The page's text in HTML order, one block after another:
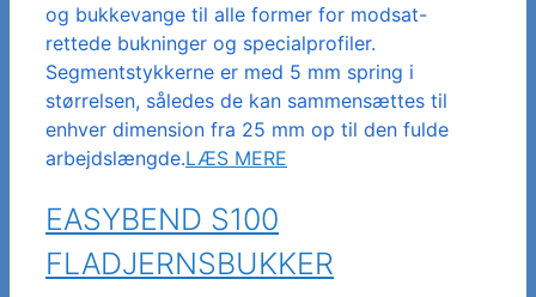
og bukkevange til alle former for modsat-
rettede bukninger og specialprofiler.
Segmentstykkerne er med 5 mm spring i
størrelsen, således de kan sammensættes til
enhver dimension fra 25 mm op til den fulde
arbejdslængde.LÆS MERE
EASYBEND S100
FLADJERNSBUKKER